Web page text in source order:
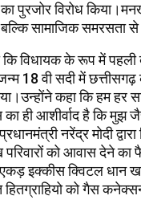
पुरजोर विरोध
सामाजिक समरसता से
विधायक के रूप में पहली
18 वी सदी में
कहा कि हम हर
का ही आशीर्वाद है कि
नरेंद्र मोदी
को आवास देने का
इक्कीस क्विटल धान
को गैस